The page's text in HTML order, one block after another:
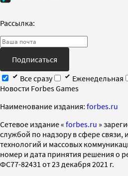
Рассылка:
Подписаться
Все сразу
Еженедельная
Новости Forbes Games
Наименование издания: forbes.ru
Cетевое издание « forbes.ru »
службой по надзору в сфере
технологий и массовых
номер и дата принятия решения о
ФС77-82431 от 23 декабря 2021 г.